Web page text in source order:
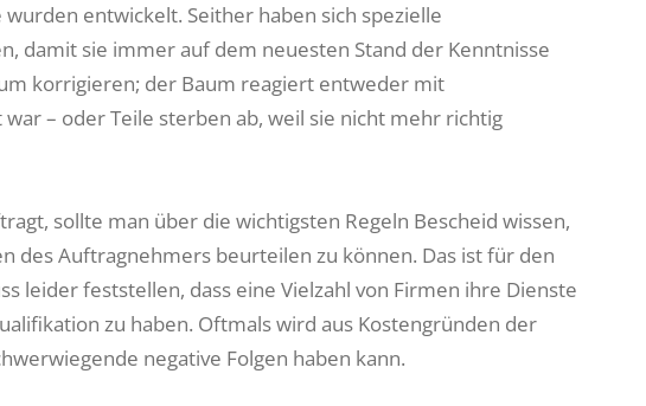
entwickelt. Seither haben sich spezielle
damit sie immer auf dem neuesten Stand der Kenntnisse
korrigieren; der Baum reagiert entweder mit
– oder Teile sterben ab, weil sie nicht mehr richtig
sollte man über die wichtigsten Regeln Bescheid wissen,
Auftragnehmers beurteilen zu können. Das ist für den
leider feststellen, dass eine Vielzahl von Firmen ihre Dienste
zu haben. Oftmals wird aus Kostengründen der
negative Folgen haben kann.